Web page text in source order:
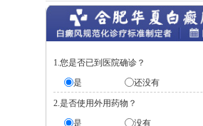
1.您是否已到医院确诊？
是
还没有
2.是否使用外用药物？
是
没有